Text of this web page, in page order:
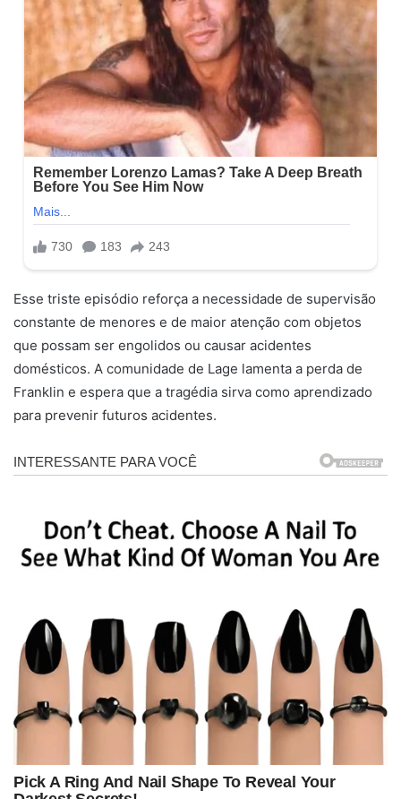
Esse triste episódio reforça a necessidade de supervisão
constante de menores e de maior atenção com objetos
que possam ser engolidos ou causar acidentes
domésticos. A comunidade de Lage lamenta a perda de
Franklin e espera que a tragédia sirva como aprendizado
para prevenir futuros acidentes.